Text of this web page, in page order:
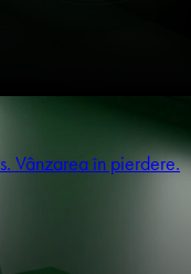
Vânzarea în pierdere.